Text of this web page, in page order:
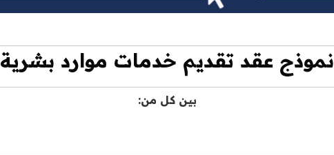
نموذج عقد تقديم خدمات موارد بشرية
بين كل من: